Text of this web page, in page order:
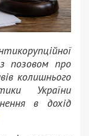
позовом про
колишнього
України
в дохід